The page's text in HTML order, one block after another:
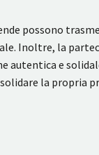
possono
Inoltre, la
autentica e
la propria